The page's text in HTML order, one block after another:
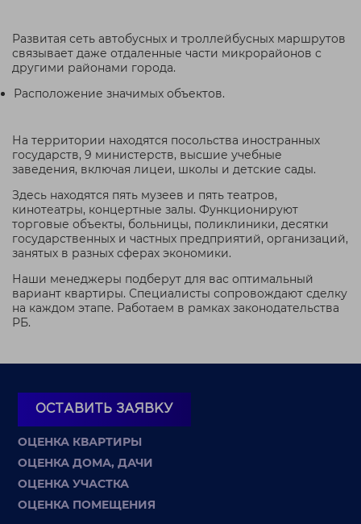
Развитая сеть автобусных и троллейбусных маршрутов
связывает даже отдаленные части микрорайонов с
другими районами города.
Расположение значимых объектов.
На территории находятся посольства иностранных
государств, 9 министерств, высшие учебные
заведения, включая лицеи, школы и детские сады.
Здесь находятся пять музеев и пять театров,
кинотеатры, концертные залы. Функционируют
торговые объекты, больницы, поликлиники, десятки
государственных и частных предприятий, организаций,
занятых в разных сферах экономики.
Наши менеджеры подберут для вас оптимальный
вариант квартиры. Специалисты сопровождают сделку
на каждом этапе. Работаем в рамках законодательства
РБ.
ОСТАВИТЬ ЗАЯВКУ
ОЦЕНКА КВАРТИРЫ
ОЦЕНКА ДОМА, ДАЧИ
ОЦЕНКА УЧАСТКА
ОЦЕНКА ПОМЕЩЕНИЯ